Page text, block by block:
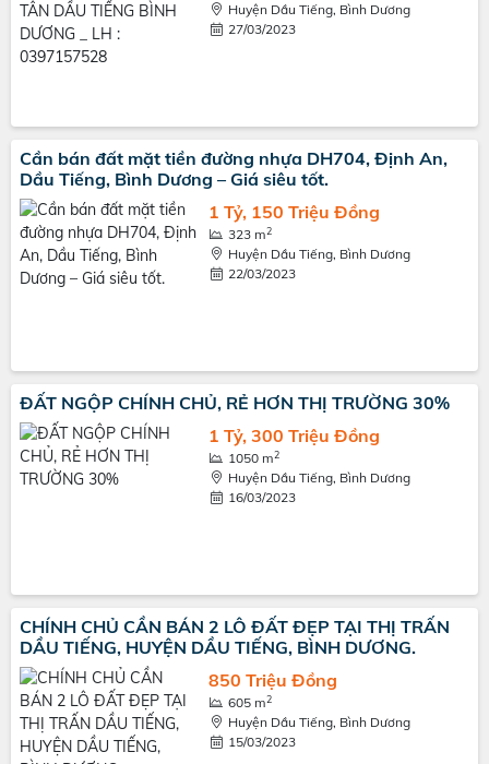
Huyện Dầu Tiếng, Bình Dương
27/03/2023
Cần bán đất mặt tiền đường nhựa DH704, Định An,
Dầu Tiếng, Bình Dương – Giá siêu tốt.
1 Tỷ, 150 Triệu Đồng
323 m2
Huyện Dầu Tiếng, Bình Dương
22/03/2023
ĐẤT NGỘP CHÍNH CHỦ, RẺ HƠN THỊ TRƯỜNG 30%
1 Tỷ, 300 Triệu Đồng
1050 m2
Huyện Dầu Tiếng, Bình Dương
16/03/2023
CHÍNH CHỦ CẦN BÁN 2 LÔ ĐẤT ĐẸP TẠI THỊ TRẤN
DẦU TIẾNG, HUYỆN DẦU TIẾNG, BÌNH DƯƠNG.
850 Triệu Đồng
605 m2
Huyện Dầu Tiếng, Bình Dương
15/03/2023